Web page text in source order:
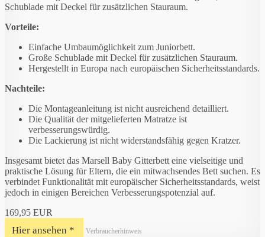
Schublade mit Deckel für zusätzlichen Stauraum.
Vorteile:
Einfache Umbaumöglichkeit zum Juniorbett.
Große Schublade mit Deckel für zusätzlichen Stauraum.
Hergestellt in Europa nach europäischen Sicherheitsstandards.
Nachteile:
Die Montageanleitung ist nicht ausreichend detailliert.
Die Qualität der mitgelieferten Matratze ist
verbesserungswürdig.
Die Lackierung ist nicht widerstandsfähig gegen Kratzer.
Insgesamt bietet das Marsell Baby Gitterbett eine vielseitige und
praktische Lösung für Eltern, die ein mitwachsendes Bett suchen. Es
verbindet Funktionalität mit europäischer Sicherheitsstandards, weist
jedoch in einigen Bereichen Verbesserungspotenzial auf.
169,95 EUR
Hier ansehen * Verbraucherhinweis